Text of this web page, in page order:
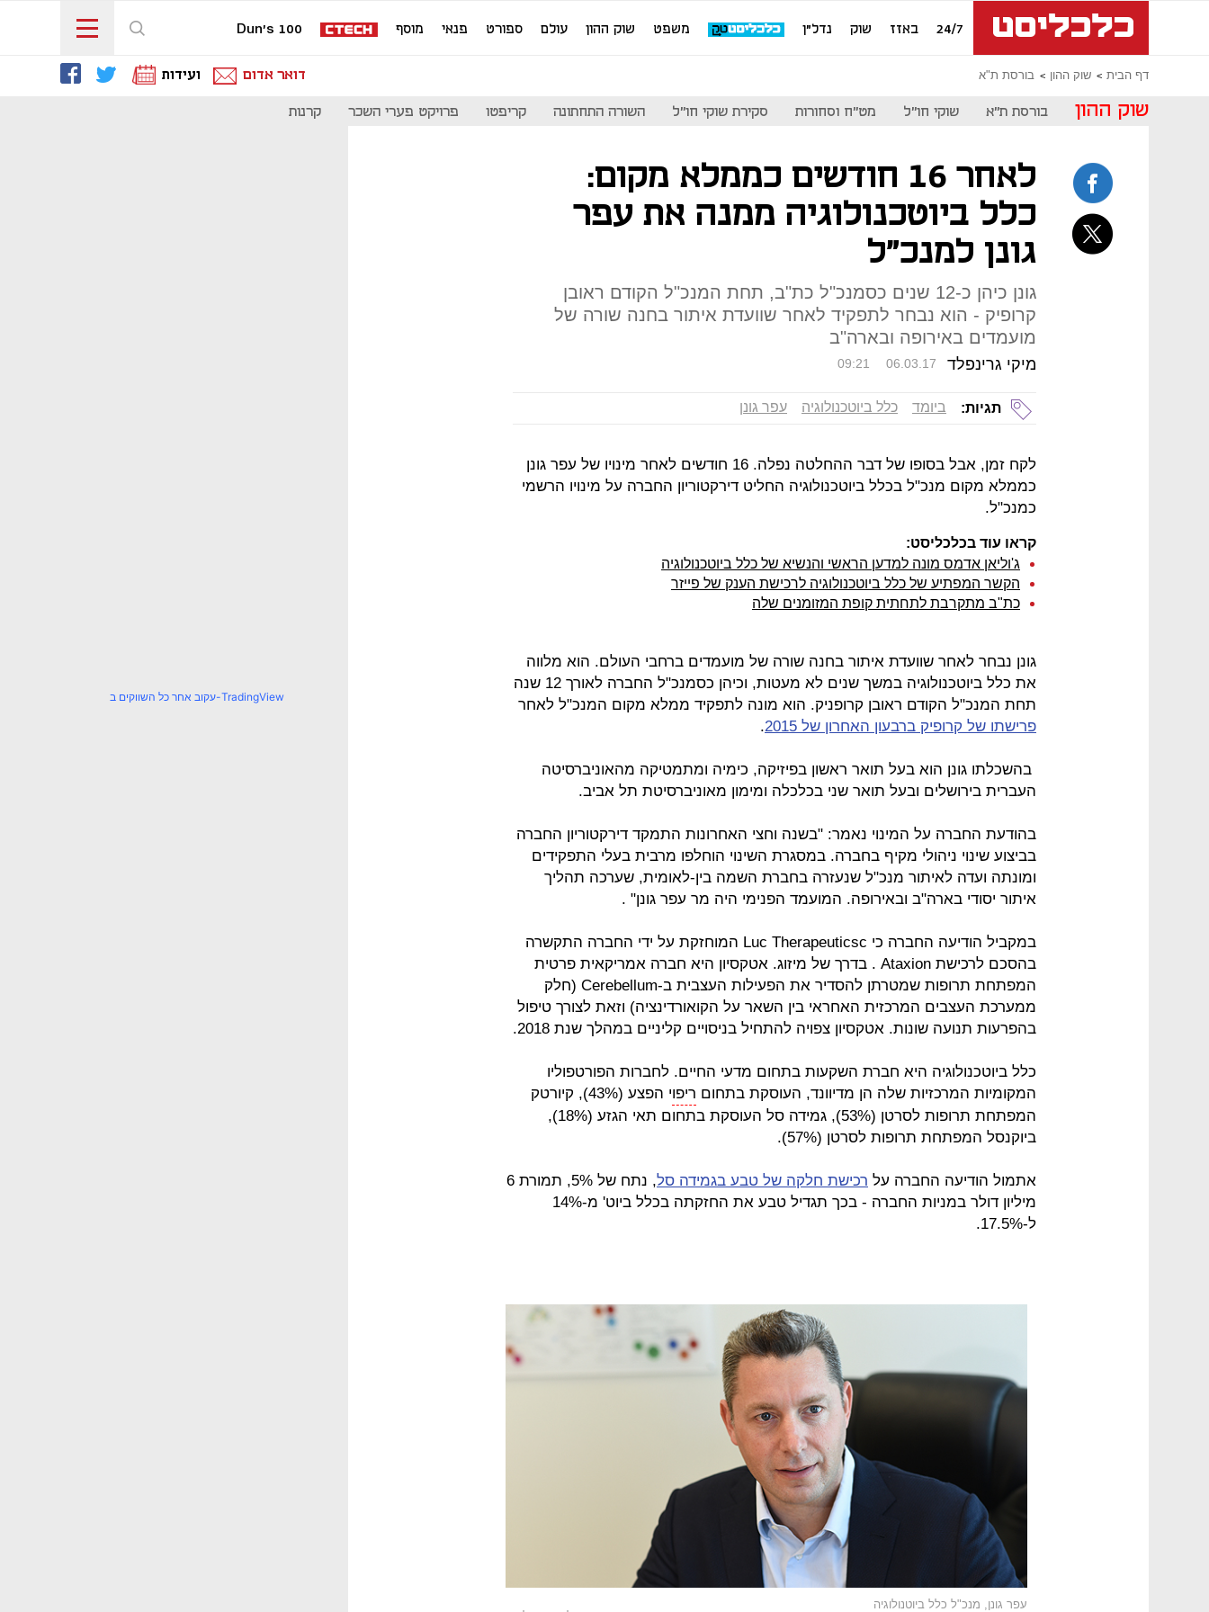
24/7 באזז שוק נדל"ן משפט שוק ההון עולם ספורט פנאי מוסף Dun's 100
דף הבית שוק ההון בורסת ת"א דואר אדום ועידות
שוק ההון בורסת ת"א שוקי חו"ל מט"ח וסחורות סקירת שוקי חו"ל השורה התחתונה קריפטו פרויקט פערי השכר קרנות
לאחר 16 חודשים כממלא מקום:
כלל ביוטכנולוגיה ממנה את עפר
גונן למנכ"ל
גונן כיהן כ-12 שנים כסמנכ"ל כת"ב, תחת המנכ"ל הקודם ראובן
קרופיק - הוא נבחר לתפקיד לאחר שוועדת איתור בחנה שורה של
מועמדים באירופה ובארה"ב
מיקי גרינפלד 09:21 06.03.17
תגיות: ביומד כלל ביוטכנולוגיה עפר גונן
לקח זמן, אבל בסופו של דבר ההחלטה נפלה. 16 חודשים לאחר מינויו של עפר גונן
כממלא מקום מנכ"ל בכלל ביוטכנולוגיה החליט דירקטוריון החברה על מינויו הרשמי
כמנכ"ל.
קראו עוד בכלכליסט:
ג'וליאן אדמס מונה למדען הראשי והנשיא של כלל ביוטכנולוגיה
הקשר המפתיע של כלל ביוטכנולוגיה לרכישת הענק של פייזר
כת"ב מתקרבת לתחתית קופת המזומנים שלה
גונן נבחר לאחר שוועדת איתור בחנה שורה של מועמדים ברחבי העולם. הוא מלווה
את כלל ביוטכנולוגיה במשך שנים לא מעטות, וכיהן כסמנכ"ל החברה לאורך 12 שנה
תחת המנכ"ל הקודם ראובן קרופניק. הוא מונה לתפקיד ממלא מקום המנכ"ל לאחר
פרישתו של קרופיק ברבעון האחרון של 2015
.
בהשכלתו גונן הוא בעל תואר ראשון בפיזיקה, כימיה ומתמטיקה מהאוניברסיטה
העברית בירושלים ובעל תואר שני בכלכלה ומימון מאוניברסיטת תל אביב.
בהודעת החברה על המינוי נאמר: "בשנה וחצי האחרונות התמקד דירקטוריון החברה
בביצוע שינוי ניהולי מקיף בחברה. במסגרת השינוי הוחלפו מרבית בעלי התפקידים
ומונתה ועדה לאיתור מנכ"ל שנעזרה בחברת השמה בין-לאומית, שערכה תהליך
איתור יסודי בארה"ב ובאירופה. המועמד הפנימי היה מר עפר גונן" .
במקביל הודיעה החברה כי Luc Therapeuticsc המוחזקת על ידי החברה התקשרה
בהסכם לרכישת Ataxion . בדרך של מיזוג. אטקסיון היא חברה אמריקאית פרטית
המפתחת תרופות שמטרתן להסדיר את הפעילות העצבית ב-Cerebellum (חלק
ממערכת העצבים המרכזית האחראי בין השאר על הקואורדינציה) וזאת לצורך טיפול
בהפרעות תנועה שונות. אטקסיון צפויה להתחיל בניסויים קליניים במהלך שנת 2018.
כלל ביוטכנולוגיה היא חברת השקעות בתחום מדעי החיים. לחברות הפורטפוליו
המקומיות המרכזיות שלה הן מדיוונד, העוסקת בתחום ריפו
י הפצע (43%), קיורטק
המפתחת תרופות לסרטן (53%), גמידה סל העוסקת בתחום תאי הגזע (18%),
ביוקנסל המפתחת תרופות לסרטן (57%).
אתמול הודיעה החברה על רכישת חלקה של טבע בגמידה סל
, נתח של 5%, תמורת 6
מיליון דולר במניות החברה - בכך תגדיל טבע את החזקתה בכלל ביוט' מ-14%
ל-17.5%.
עפר גונן, מנכ"ל כלל ביוטנולוגיה
עקוב אחר כל השווקים ב-TradingView